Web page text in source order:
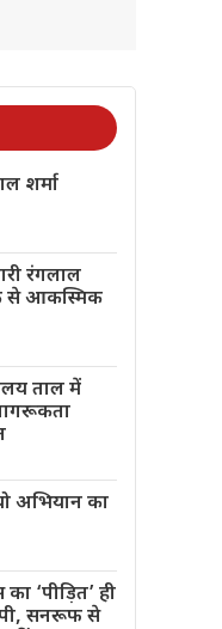
शर्मा
रंगलाल
से आकस्मिक
ताल में
अभियान का
‘पीड़ित’ ही
सनरूफ से